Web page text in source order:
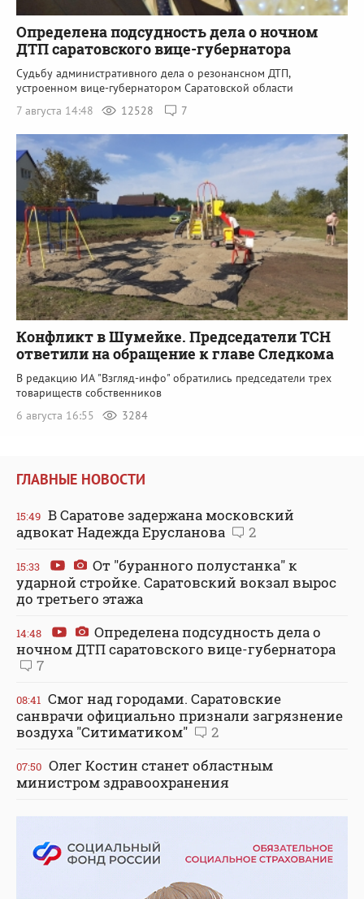
Определена подсудность дела о ночном
ДТП саратовского вице-губернатора
Судьбу административного дела о резонансном ДТП,
устроенном вице-губернатором Саратовской области
7 августа 14:48
12528 7
Конфликт в Шумейке. Председатели ТСН
ответили на обращение к главе Следкома
В редакцию ИА "Взгляд-инфо" обратились председатели трех
товариществ собственников
6 августа 16:55
3284
ГЛАВНЫЕ НОВОСТИ
15:49 В Саратове задержана московский
адвокат Надежда Ерусланова
2
15:33
От "буранного полустанка" к
ударной стройке. Саратовский вокзал вырос
до третьего этажа
14:48
Определена подсудность дела о
ночном ДТП саратовского вице-губернатора
7
08:41 Смог над городами. Саратовские
санврачи официально признали загрязнение
воздуха "Ситиматиком"
2
07:50 Олег Костин станет областным
министром здравоохранения